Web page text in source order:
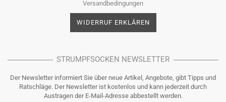
Versandbedingungen
WIDERRUF ERKLÄREN
STRUMPFSOCKEN NEWSLETTER
Der Newsletter informiert Sie über neue Artikel, Angebote, gibt Tipps und
Ratschläge. Der Newsletter ist kostenlos und kann jederzeit durch
Austragen der E-Mail-Adresse abbestellt werden.